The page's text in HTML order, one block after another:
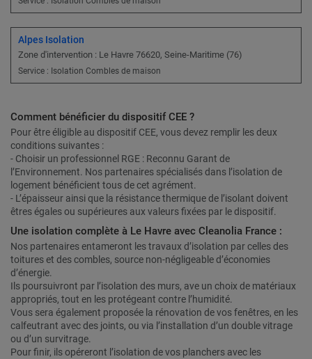
Alpes Isolation
Zone d'intervention : Le Havre 76620, Seine-Maritime (76)
Service : Isolation Combles de maison
Comment bénéficier du dispositif CEE ?
Pour être éligible au dispositif CEE, vous devez remplir les deux
conditions suivantes :
- Choisir un professionnel RGE : Reconnu Garant de
l’Environnement. Nos partenaires spécialisés dans l’isolation de
logement bénéficient tous de cet agrément.
- L’épaisseur ainsi que la résistance thermique de l’isolant doivent
êtres égales ou supérieures aux valeurs fixées par le dispositif.
Une isolation complète à Le Havre avec Cleanolia France :
Nos partenaires entameront les travaux d’isolation par celles des
toitures et des combles, source non-négligeable d’économies
d’énergie.
Ils poursuivront par l’isolation des murs, ave un choix de matériaux
appropriés, tout en les protégeant contre l’humidité.
Vous sera également proposée la rénovation de vos fenêtres, en les
calfeutrant avec des joints, ou via l’installation d’un double vitrage
ou d’un survitrage.
Pour finir, ils opéreront l’isolation de vos planchers avec les